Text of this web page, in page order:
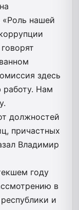
«Роль нашей
здесь
работу. Нам
должностей
причастных
Владимир
году
в
и